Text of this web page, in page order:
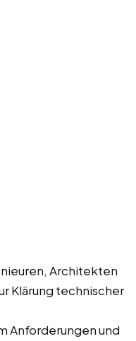
Architekten
Klärung technischer
Anforderungen und